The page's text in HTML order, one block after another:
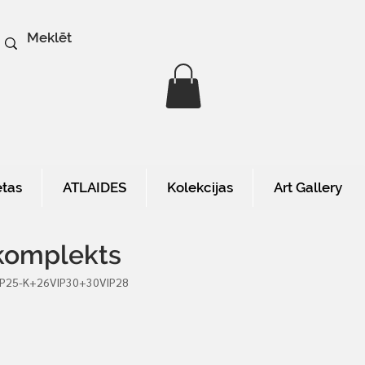
ATLAIDES Kolekcijas Art Gallery
K+26VIP30+30VIP28